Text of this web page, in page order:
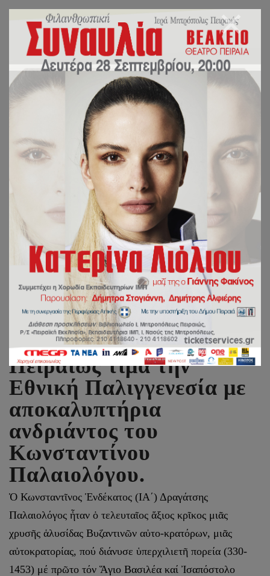
Η Ι.Μητρόπολη
Πειραιώς τιμά την
Εθνική Παλιγγενεσία με
αποκαλυπτήρια
ανδριάντος του
Κωνσταντίνου
Παλαιολόγου.
Ὁ Κωνσταντῖνος Ἑνδέκατος (ΙΑ΄) Δραγάτσης
Παλαιολόγος ἦταν ὁ τελευταῖος ἄξιος κρῖκος μιᾶς
χρυσῆς ἁλυσίδας Βυζαντινῶν αὐτο-κρατόρων, μιᾶς
αὐτοκρατορίας, πού διάνυσε ὑπερχιλιετῆ πορεία (330-
1453) μέ πρῶτο τόν Ἅγιο Βασιλέα καί Ἰσαπόστολο